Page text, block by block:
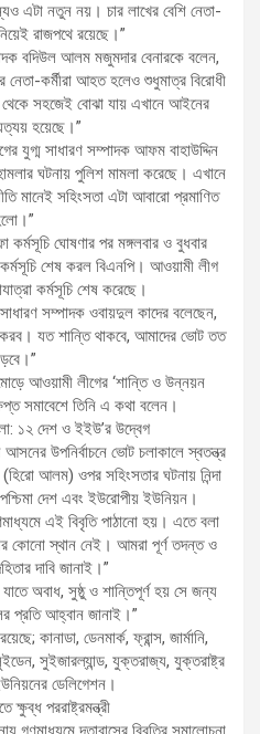
এটা নতুন নয়। চার লাখের বেশি নেতা-
রাজপথে রয়েছে।”
বদিউল আলম মজুমদার বেনারকে বলেন,
নেতা-কর্মীরা আহত হলেও শুধুমাত্র বিরোধী
থেকে সহজেই বোঝা যায় এখানে আইনের
হয়েছে।”
যুগ্ম সাধারণ সম্পাদক আফম বাহাউদ্দিন
ঘটনায় পুলিশ মামলা করেছে। এখানে
মানেই সহিংসতা এটা আবারো প্রমাণিত
ঘোষণার পর মঙ্গলবার ও বুধবার
শেষ করল বিএনপি। আওয়ামী লীগ
কর্মসূচি শেষ করেছে।
সম্পাদক ওবায়দুল কাদের বলেছেন,
যত শান্তি থাকবে, আমাদের ভোট তত
আওয়ামী লীগের ‘শান্তি ও উন্নয়ন
সমাবেশে তিনি এ কথা বলেন।
১২ দেশ ও ইইউ’র উদ্বেগ
উপনির্বাচনে ভোট চলাকালে স্বতন্ত্র
আলম) ওপর সহিংসতার ঘটনায় নিন্দা
দেশ এবং ইউরোপীয় ইউনিয়ন।
এই বিবৃতি পাঠানো হয়। এতে বলা
কোনো স্থান নেই। আমরা পূর্ণ তদন্ত ও
দাবি জানাই।”
অবাধ, সুষ্ঠু ও শান্তিপূর্ণ হয় সে জন্য
প্রতি আহ্বান জানাই।”
কানাডা, ডেনমার্ক, ফ্রান্স, জার্মানি,
সুইজারল্যান্ড, যুক্তরাজ্য, যুক্তরাষ্ট্র
ডেলিগেশন।
ক্ষুব্ধ পররাষ্ট্রমন্ত্রী